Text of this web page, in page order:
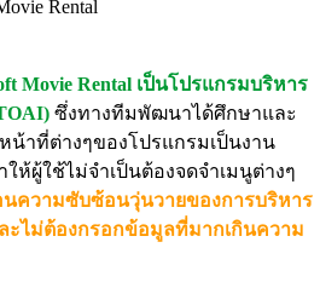
Movie Rental เป็นโปรแกรมบริหาร
ซึ่งทางทีมพัฒนาได้ศึกษาและ
าที่ต่างๆของโปรแกรมเป็นงาน
ห้ผู้ใช้ไม่จำเป็นต้องจดจำเมนูต่างๆ
ความซับซ้อนวุ่นวายของการบริหาร
ไม่ต้องกรอกข้อมูลที่มากเกินความ